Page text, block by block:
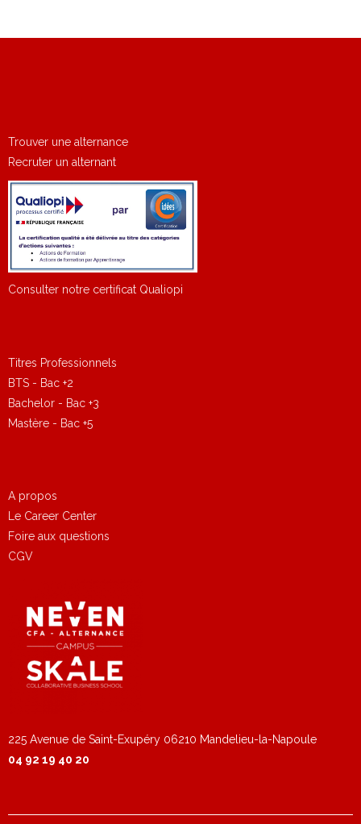
Trouver une alternance
Recruter un alternant
Consulter notre certificat Qualiopi
Titres Professionnels
BTS - Bac +2
Bachelor - Bac +3
Mastère - Bac +5
A propos
Le Career Center
Foire aux questions
CGV